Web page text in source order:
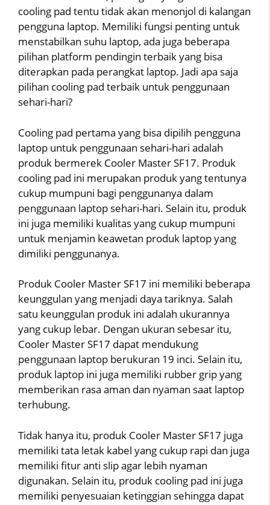
cooling pad tentu tidak akan menonjol di kalangan
pengguna laptop. Memiliki fungsi penting untuk
menstabilkan suhu laptop, ada juga beberapa
pilihan platform pendingin terbaik yang bisa
diterapkan pada perangkat laptop. Jadi apa saja
pilihan cooling pad terbaik untuk penggunaan
sehari-hari?
Cooling pad pertama yang bisa dipilih pengguna
laptop untuk penggunaan sehari-hari adalah
produk bermerek Cooler Master SF17. Produk
cooling pad ini merupakan produk yang tentunya
cukup mumpuni bagi penggunanya dalam
penggunaan laptop sehari-hari. Selain itu, produk
ini juga memiliki kualitas yang cukup mumpuni
untuk menjamin keawetan produk laptop yang
dimiliki penggunanya.
Produk Cooler Master SF17 ini memiliki beberapa
keunggulan yang menjadi daya tariknya. Salah
satu keunggulan produk ini adalah ukurannya
yang cukup lebar. Dengan ukuran sebesar itu,
Cooler Master SF17 dapat mendukung
penggunaan laptop berukuran 19 inci. Selain itu,
produk laptop ini juga memiliki rubber grip yang
memberikan rasa aman dan nyaman saat laptop
terhubung.
Tidak hanya itu, produk Cooler Master SF17 juga
memiliki tata letak kabel yang cukup rapi dan juga
memiliki fitur anti slip agar lebih nyaman
digunakan. Selain itu, produk cooling pad ini juga
memiliki penyesuaian ketinggian sehingga dapat